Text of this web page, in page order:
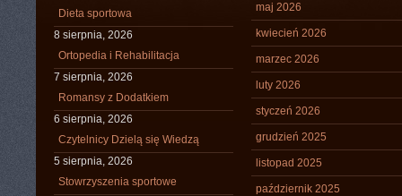
Dieta sportowa
8 sierpnia, 2026
Ortopedia i Rehabilitacja
7 sierpnia, 2026
Romansy z Dodatkiem
6 sierpnia, 2026
Czytelnicy Dzielą się Wiedzą
5 sierpnia, 2026
Stowrzyszenia sportowe
maj 2026
kwiecień 2026
marzec 2026
luty 2026
styczeń 2026
grudzień 2025
listopad 2025
październik 2025